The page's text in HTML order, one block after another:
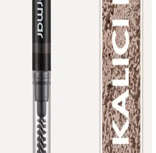
sağlar; modern makyaj tutkunları için ideal,
makyajı sunar.
Fırçalı Kaş Kalemi ile
Kaşlar Yaratma Rehberi
fırçalı kaş kalemi, kolay uygulama ve doğal
süre dayanıklı, günlük kullanım için ideal
Dayanıklı Dudak ve Göz
Makyaj Deneyimi
mürdüm renkli makyaj seti, uzun süre
kullanım sunar, şık tasarımıyla makyajda fark